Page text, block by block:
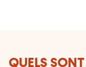
QUELS SONT